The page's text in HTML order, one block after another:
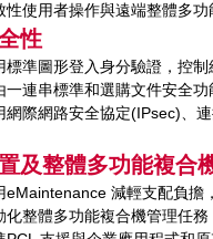
性使用者操作與遠端整體多
性
標準圖形登入身分驗證，控
一連串標準和選購文件安全
網際網路安全協定(IPsec)、
及整體多功能複合
eMaintenance 減輕支配負擔
化整體多功能複合機管理任